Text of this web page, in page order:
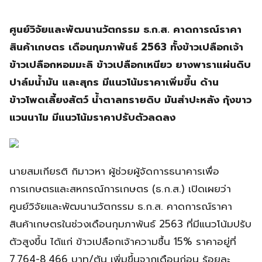
ศูนย์วิจัยและพัฒนานวัตกรรม ธ.ก.ส. คาดการณ์ราคา
สินค้าเกษตร เดือนกุมภาพันธ์ 2563 ทั้งข้าวเปลือกเจ้า
ข้าวเปลือกหอมมะลิ ข้าวเปลือกเหนียว ยางพาราแผ่นดิบ
ปาล์มน้ำมัน และสุกร มีแนวโน้มราคาเพิ่มขึ้น ด้าน
ข้าวโพดเลี้ยงสัตว์ น้ำตาลทรายดิบ มันสำปะหลัง กุ้งขาว
แวนนาไม มีแนวโน้มราคาปรับตัวลดลง
นายสมเกียรติ กิมาวหา ผู้ช่วยผู้จัดการธนาคารเพื่อ
การเกษตรและสหกรณ์การเกษตร (ธ.ก.ส.) เปิดเผยว่า
ศูนย์วิจัยและพัฒนานวัตกรรม ธ.ก.ส. คาดการณ์ราคา
สินค้าเกษตรในช่วงเดือนกุมภาพันธ์ 2563 ที่มีแนวโน้มปรับ
ตัวสูงขึ้น ได้แก่ ข้าวเปลือกเจ้าความชื้น 15% ราคาอยู่ที่
7,764-8,466 บาท/ตัน เพิ่มขึ้นจากเดือนก่อน ร้อยละ